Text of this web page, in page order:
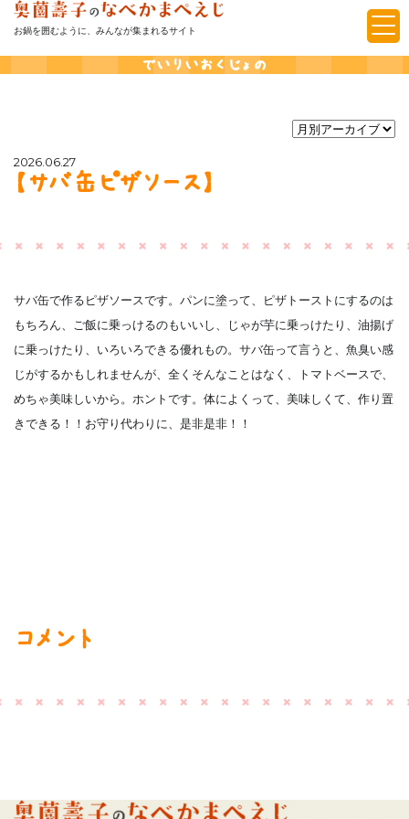
お鍋を囲むように、みんなが集まれるサイト
でいりいおくじょの
2026.06.27
【サバ缶ピザソース】
サバ缶で作るピザソースです。パンに塗って、ピザトーストにするのは
もちろん、ご飯に乗っけるのもいいし、じゃが芋に乗っけたり、油揚げ
に乗っけたり、いろいろできる優れもの。サバ缶って言うと、魚臭い感
じがするかもしれませんが、全くそんなことはなく、トマトベースで、
めちゃ美味しいから。ホントです。体によくって、美味しくて、作り置
きできる！！お守り代わりに、是非是非！！
コメント